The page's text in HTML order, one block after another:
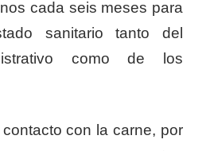
cada seis meses para
sanitario tanto del
como de los
con la carne, por